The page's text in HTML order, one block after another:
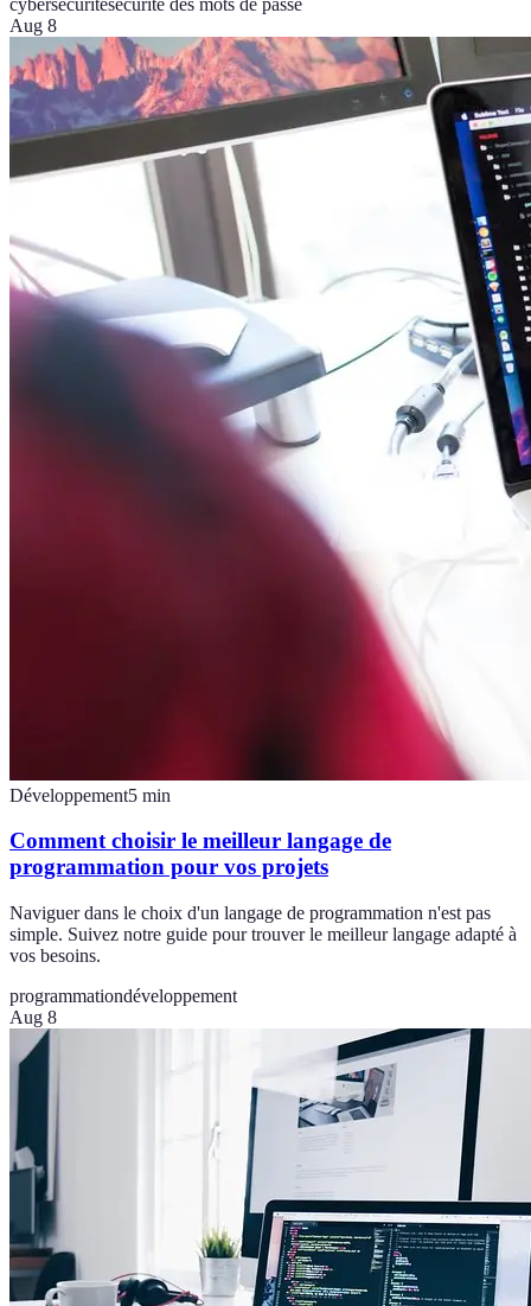
Aug 8
Développement5 min
Comment choisir le meilleur langage de
programmation pour vos projets
Naviguer dans le choix d'un langage de programmation n'est pas
simple. Suivez notre guide pour trouver le meilleur langage adapté à
vos besoins.
programmationdéveloppement
Aug 8